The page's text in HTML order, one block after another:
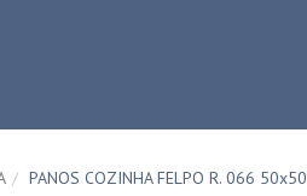
PANOS COZINHA FELPO R. 066 50x50